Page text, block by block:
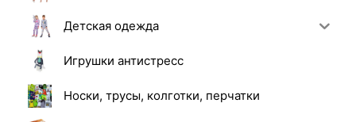
Детская одежда
Игрушки антистресс
Носки, трусы, колготки, перчатки